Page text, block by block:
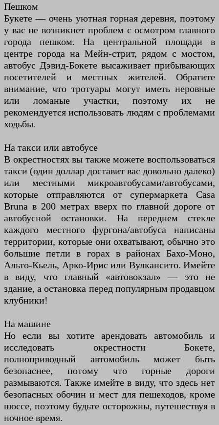
Пешком
Букете — очень уютная горная деревня, поэтому
у вас не возникнет проблем с осмотром главного
города пешком. На центральной площади в
центре города на Мейн-стрит, рядом с мостом,
автобус Дэвид-Бокете высаживает прибывающих
посетителей и местных жителей. Обратите
внимание, что тротуары могут иметь неровные
или ломаные участки, поэтому их не
рекомендуется использовать людям с проблемами
ходьбы.
На такси или автобусе
В окрестностях вы также можете воспользоваться
такси (один доллар доставит вас довольно далеко)
или местными микроавтобусами/автобусами,
которые отправляются от супермаркета Casa
Bruna в 200 метрах вверх по главной дороге от
автобусной остановки. На переднем стекле
каждого местного фургона/автобуса написаны
территории, которые они охватывают, обычно это
большие петли в горах в районах Бахо-Моно,
Альто-Кьель, Арко-Ирис или Вулкансито. Имейте
в виду, что главный «автовокзал» — это не
здание, а остановка перед популярным продавцом
клубники!
На машине
Но если вы хотите арендовать автомобиль и
исследовать окрестности Бокете,
полноприводный автомобиль может быть
безопаснее, потому что горные дороги
размываются. Также имейте в виду, что здесь нет
безопасных обочин и мест для пешеходов, кроме
шоссе, поэтому будьте осторожны, путешествуя в
ночное время.